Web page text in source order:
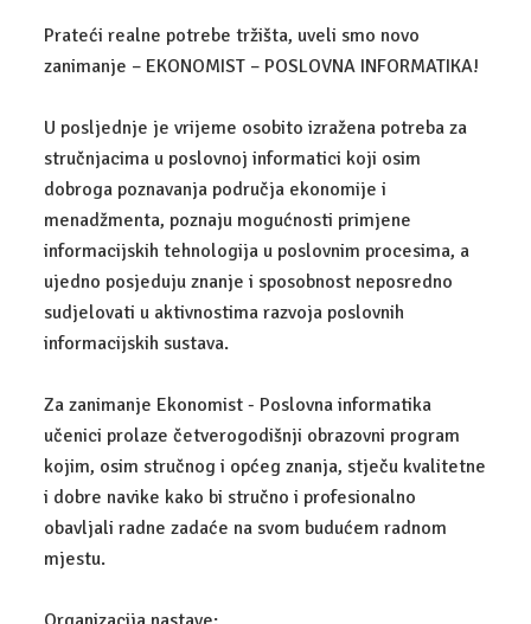
Prateći realne potrebe tržišta, uveli smo novo
zanimanje – EKONOMIST – POSLOVNA INFORMATIKA!
U posljednje je vrijeme osobito izražena potreba za
stručnjacima u poslovnoj informatici koji osim
dobroga poznavanja područja ekonomije i
menadžmenta, poznaju mogućnosti primjene
informacijskih tehnologija u poslovnim procesima, a
ujedno posjeduju znanje i sposobnost neposredno
sudjelovati u aktivnostima razvoja poslovnih
informacijskih sustava.
Za zanimanje Ekonomist - Poslovna informatika
učenici prolaze četverogodišnji obrazovni program
kojim, osim stručnog i općeg znanja, stječu kvalitetne
i dobre navike kako bi stručno i profesionalno
obavljali radne zadaće na svom budućem radnom
mjestu.
RAZREDI I RAZREDNICI
IZVANREDNI POLAZNICI
ZANIMANJA
DIGITALNI MARKETING
EKONOMIST
POSLOVNA INFORMATIKA
KOMERCIJALIST
UPRAVNI REFERENT
CARINSKI TEHNIČAR